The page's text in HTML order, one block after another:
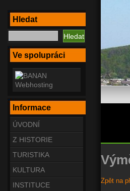
Hledat
Ve spolupráci
Informace
ÚVODNÍ
Z HISTORIE
TURISTIKA
KULTURA
INSTITUCE
Zpět na